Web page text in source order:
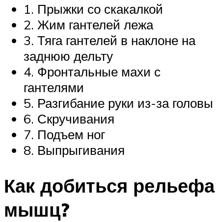
1. Прыжки со скакалкой
2. Жим гантелей лежа
3. Тяга гантелей в наклоне на
заднюю дельту
4. Фронтальные махи с
гантелями
5. Разгибание руки из-за головы
6. Скручивания
7. Подъем ног
8. Выпрыгивания
Как добиться рельефа
мышц?